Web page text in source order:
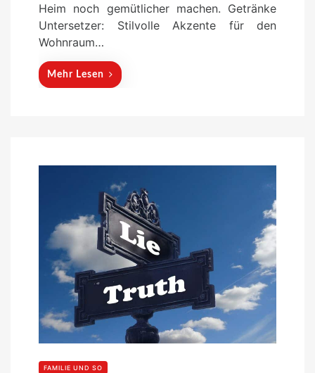
Heim noch gemütlicher machen. Getränke
Untersetzer: Stilvolle Akzente für den
Wohnraum…
Mehr Lesen
FAMILIE UND SO